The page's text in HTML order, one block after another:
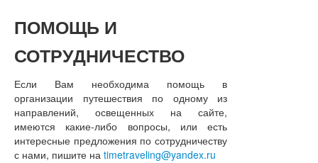
ПОМОЩЬ И
СОТРУДНИЧЕСТВО
Если Вам необходима помощь в
организации путешествия по одному из
направлений, освещенных на сайте,
имеются какие-либо вопросы, или есть
интересные предложения по сотрудничеству
с нами, пишите на timetraveling@yandex.ru